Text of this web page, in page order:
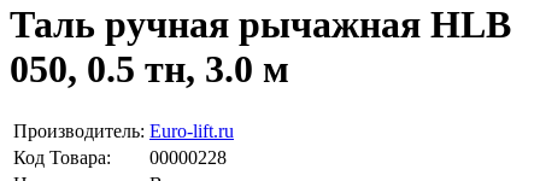
Таль ручная рычажная HLB
050, 0.5 тн, 3.0 м
Производитель: Euro-lift.ru
Код Товара:
00000228